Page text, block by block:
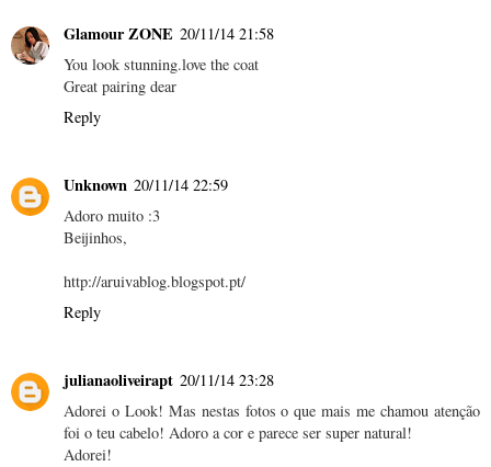
Glamour ZONE 20/11/14 21:58
You look stunning.love the coat
Great pairing dear
Reply
Unknown 20/11/14 22:59
Adoro muito :3
Beijinhos,
http://aruivablog.blogspot.pt/
Reply
julianaoliveirapt 20/11/14 23:28
Adorei o Look! Mas nestas fotos o que mais me chamou atenção
foi o teu cabelo! Adoro a cor e parece ser super natural!
Adorei!